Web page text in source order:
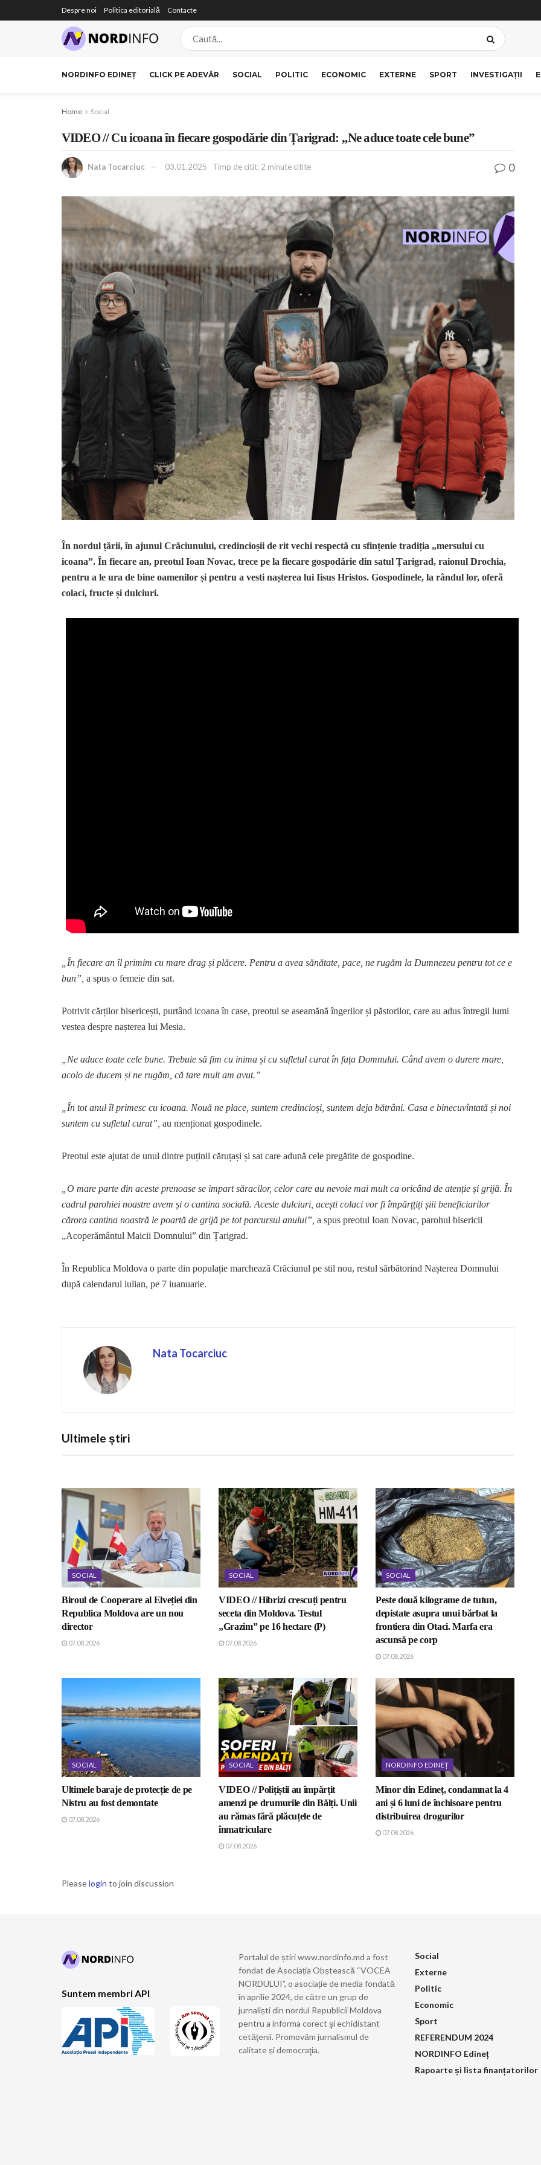
Despre noi Politica editorială Contacte
NORDINFO EDINEȚ CLICK PE ADEVĂR SOCIAL POLITIC ECONOMIC EXTERNE SPORT INVESTIGAȚII
Home Social
VIDEO // Cu icoana în fiecare gospodărie din Țarigrad: „Ne aduce toate cele bune”
Nata Tocarciuc 03.01.2025 Timp de citit: 2 minute citite 0
În nordul țării, în ajunul Crăciunului, credincioșii de rit vechi respectă cu sfințenie tradiția „mersului cu
icoana”. În fiecare an, preotul Ioan Novac, trece pe la fiecare gospodărie din satul Țarigrad, raionul Drochia,
pentru a le ura de bine oamenilor și pentru a vesti nașterea lui Iisus Hristos. Gospodinele, la rândul lor, oferă
colaci, fructe și dulciuri.
„În fiecare an îl primim cu mare drag și plăcere. Pentru a avea sănătate, pace, ne rugăm la Dumnezeu pentru tot ce e
bun”, a spus o femeie din sat.
Potrivit cărților bisericești, purtând icoana în case, preotul se aseamănă îngerilor și păstorilor, care au adus întregii lumi
vestea despre nașterea lui Mesia.
„Ne aduce toate cele bune. Trebuie să fim cu inima și cu sufletul curat în fața Domnului. Când avem o durere mare,
acolo de ducem și ne rugăm, că tare mult am avut.”
„În tot anul îl primesc cu icoana. Nouă ne place, suntem credincioși, suntem deja bătrâni. Casa e binecuvîntată și noi
suntem cu sufletul curat”, au menționat gospodinele.
Preotul este ajutat de unul dintre puținii căruțași și sat care adună cele pregătite de gospodine.
„O mare parte din aceste prenoase se impart săracilor, celor care au nevoie mai mult ca oricând de atenție și grijă. În
cadrul parohiei noastre avem și o cantina socială. Aceste dulciuri, acești colaci vor fi împărțțiți șiii beneficiarilor
cărora cantina noastră le poartă de grijă pe tot parcursul anului”, a spus preotul Ioan Novac, parohul bisericii
„Acoperământul Maicii Domnului” din Țarigrad.
În Republica Moldova o parte din populație marchează Crăciunul pe stil nou, restul sărbătorind Nașterea Domnului
după calendarul iulian, pe 7 iuanuarie.
Nata Tocarciuc
Ultimele știri
SOCIAL
Biroul de Cooperare al Elveției din
Republica Moldova are un nou
director
07.08.2026
SOCIAL
VIDEO // Hibrizi crescuți pentru
seceta din Moldova. Testul
„Grazim” pe 16 hectare (P)
07.08.2026
SOCIAL
Peste două kilograme de tutun,
depistate asupra unui bărbat la
frontiera din Otaci. Marfa era
ascunsă pe corp
07.08.2026
SOCIAL
Ultimele baraje de protecție de pe
Nistru au fost demontate
07.08.2026
SOCIAL
VIDEO // Polițiștii au împărțit
amenzi pe drumurile din Bălți. Unii
au rămas fără plăcuțele de
înmatriculare
07.08.2026
NORDINFO EDINEȚ
Minor din Edineț, condamnat la 4
ani și 6 luni de închisoare pentru
distribuirea drogurilor
07.08.2026
Pleaselogin to join discussion
Suntem membri API
Portalul de știri www.nordinfo.md a fost
fondat de Asociația Obștească “VOCEA
NORDULUI”, o asociație de media fondată
în aprilie 2024, de către un grup de
jurnaliști din nordul Republicii Moldova
pentru a informa corect şi echidistant
cetăţenii. Promovăm jurnalismul de
calitate și democraţia.
Social
Externe
Politic
Economic
Sport
REFERENDUM 2024
NORDINFO Edineț
Rapoarte și lista finanțatorilor